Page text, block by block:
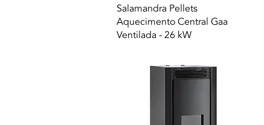
Vista rapida
Salamandra Pellets
Aquecimento Central Gaa
Ventilada - 26 kW